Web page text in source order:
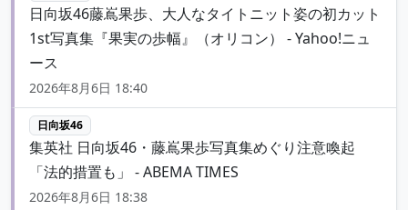
日向坂46藤嶌果歩、大人なタイトニット姿の初カット
1st写真集『果実の歩幅』（オリコン） - Yahoo!ニュ
ース
2026年8月6日 18:40
日向坂46
集英社 日向坂46・藤嶌果歩写真集めぐり注意喚起
「法的措置も」 - ABEMA TIMES
2026年8月6日 18:38